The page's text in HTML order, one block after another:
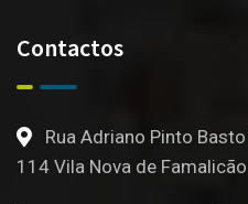
Contactos
Rua Adriano Pinto
114 Vila Nova de Famalicão